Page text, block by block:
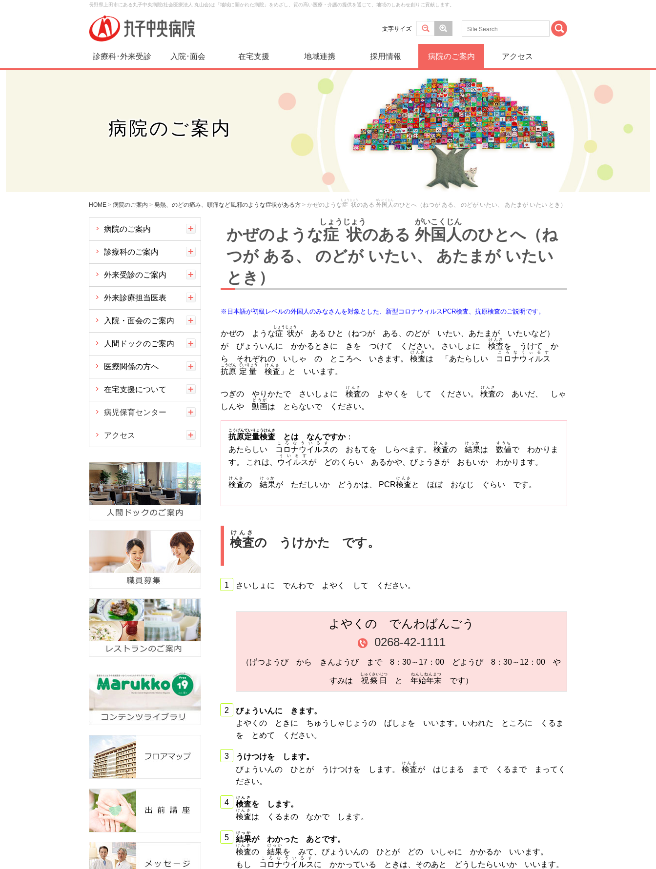
長野県上田市にある丸子中央病院(社会医療法人 丸山会)は「地域に開かれた病院」をめざし、質の高い医療・介護の提供を通じて、地域のしあわせ創りに貢献します。
文字サイズ
診療科･外来受診 入院･面会 在宅支援 地域連携 採用情報 病院のご案内 アクセス
病院のご案内
HOME > 病院のご案内 > 発熱、のどの痛み、頭痛など風邪のような症状がある方 > かぜのような症状
しょうじょう
のある 外国人
がいこくじん
のひとへ（ねつが ある、 のどが いたい、 あたまが いたい とき）
かぜのような症状
しょうじょう
のある 外国人
がいこくじん
のひとへ（ね
つが ある、 のどが いたい、 あたまが いたい
とき）
※日本語が初級レベルの外国人のみなさんを対象とした、新型コロナウィルスPCR検査、抗原検査のご説明です。
かぜの ような症状
しょうじょう
が ある ひと（ねつが ある、のどが いたい、あたまが いたいなど）
が びょういんに かかるときに きを つけて ください。 さいしょに 検査
けんさ
を うけて か
ら それぞれの いしゃ の ところへ いきます。 検査
けんさ
は 「あたらしい コロナウィルス
ころなうぃるす
抗原
こうげん
定量
ていりょう
検査
けんさ
」と いいます。
つぎの やりかたで さいしょに 検査
けんさ
の よやくを して ください。 検査
けんさ
の あいだ、 しゃ
しんや 動画
どうが
は とらないで ください。
抗原定量検査
こうげんていりょうけんさ
とは なんですか：
あたらしい
コロナウイルス
ころなういるす
の おもてを しらべます。 検査
けんさ
の 結果
けっか
は 数値
すうち
で わかりま
す。 これは、
ウイルス
ういるす
が どのくらい あるかや、びょうきが おもいか わかります。
検査
けんさ
の 結果
けっか
が ただしいか どうかは、 PCR検査
けんさ
と ほぼ おなじ ぐらい です。
検査
けんさ
の うけかた です。
さいしょに でんわで よやく して ください。
よやくの でんわばんごう
0268-42-1111
（げつようび から きんようび まで 8：30～17：00 どようび 8：30～12：00 や
すみは 祝祭日
しゅくさいじつ
と年始年末
ねんしねんまつ
です）
びょういんに きます。
よやくの ときに ちゅうしゃじょうの ばしょを いいます。いわれた ところに くるま
を とめて ください。
うけつけを します。
びょういんの ひとが うけつけを します。 検査
けんさ
が はじまる まで くるまで まってく
ださい。
検査
けんさ
を します。
検査
けんさ
は くるまの なかで します。
結果
けっか
が わかった あとです。
検査
けんさ
の 結果
けっか
を みて、びょういんの ひとが どの いしゃに かかるか いいます。
もし
コロナウイルス
ころなういるす
に かかっている ときは、そのあと どうしたらいいか いいます。
病院のご案内
診療科のご案内
外来受診のご案内
外来診療担当医表
入院・面会のご案内
人間ドックのご案内
医療関係の方へ
在宅支援について
病児保育センター
アクセス